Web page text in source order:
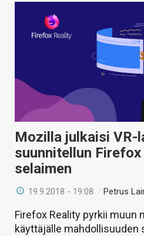
Mozilla julkaisi VR-
suunnitellun
selaimen
19.9.2018 - 19:08 / Petrus
Firefox Reality pyrkii muun
käyttäjälle mahdollisuuden